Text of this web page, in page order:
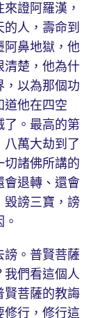
證阿羅漢，
人，壽命到
阿鼻地獄，他
清楚，他為什
，以為那個功
道他在四空
了。最高的第
八萬大劫到了
切諸佛所講的
會退轉、還會
毀謗三寶，謗
。普賢菩薩
們看這個人
賢菩薩的教誨
修行，修行這